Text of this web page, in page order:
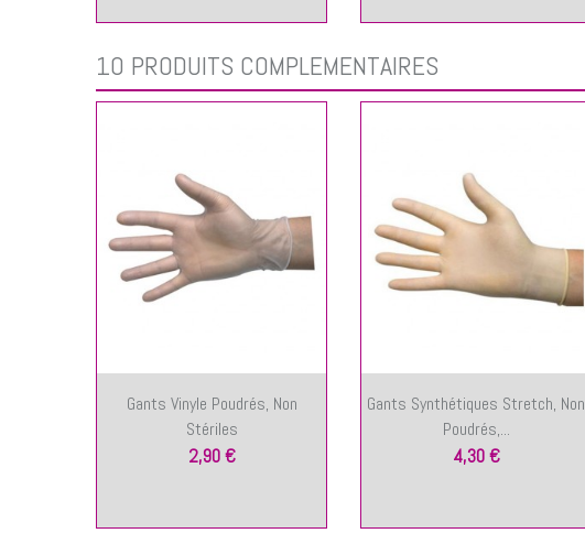
10 PRODUITS COMPLÉMENTAIRES
Gants Vinyle Poudrés, Non
Stériles
2,90 €
Gants Synthétiques Stretch, Non
Poudrés,...
4,30 €